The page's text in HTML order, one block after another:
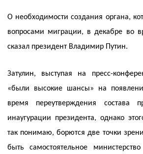
О необходимости создания органа,
вопросами миграции, в декабре во
сказал президент Владимир Путин.
Затулин, выступая на пресс-
«были высокие шансы» на
время переутверждения состава
инаугурации президента, однако
так понимаю, борются две точки
быть самостоятельное